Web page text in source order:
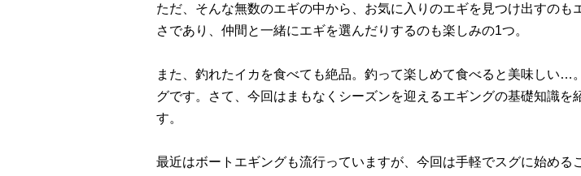
ただ、そんな無数のエギの中から、お気に入りのエギを見つけ出すのも
さであり、仲間と一緒にエギを選んだりするのも楽しみの1つ。
また、釣れたイカを食べても絶品。釣って楽しめて食べると美味しい…
グです。さて、今回はまもなくシーズンを迎えるエギングの基礎知識を
す。
最近はボートエギングも流行っていますが、今回は手軽でスグに始める